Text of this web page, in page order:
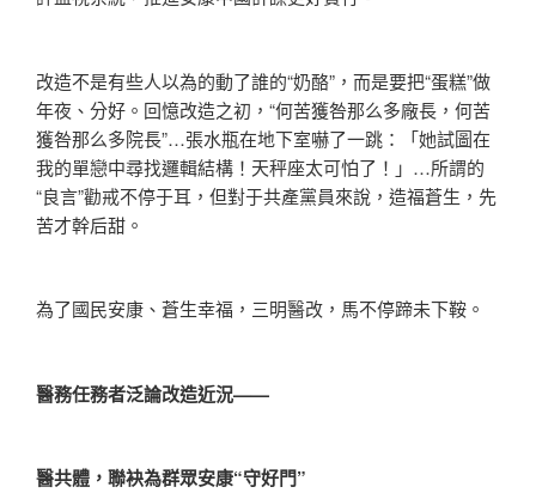
改造不是有些人以為的動了誰的“奶酪”，而是要把“蛋糕”做
年夜、分好。回憶改造之初，“何苦獲咎那么多廠長，何苦
獲咎那么多院長”…張水瓶在地下室嚇了一跳：「她試圖在
我的單戀中尋找邏輯結構！天秤座太可怕了！」…所謂的
“良言”勸戒不停于耳，但對于共產黨員來說，造福蒼生，先
苦才幹后甜。
為了國民安康、蒼生幸福，三明醫改，馬不停蹄未下鞍。
醫務任務者泛論改造近況——
醫共體，聯袂為群眾安康“守好門”